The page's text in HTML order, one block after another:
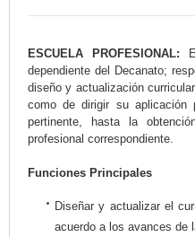
ESCUELA PROFESIONAL:
dependiente del Decanato;
diseño y actualización
como de dirigir su aplicación
pertinente, hasta la
profesional correspondiente.
Funciones Principales
Diseñar y actualizar el
acuerdo a los avances de